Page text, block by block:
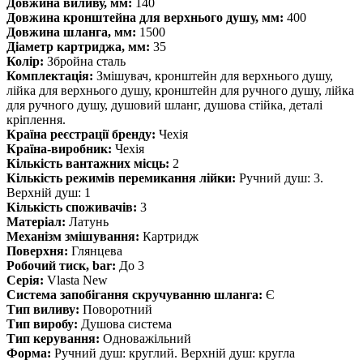
Довжина кронштейна для верхнього душу, мм: 400
Довжина шланга, мм: 1500
Діаметр картриджа, мм: 35
Колір: Збройна сталь
Комплектація: Змішувач, кронштейн для верхнього душу,
лійка для верхнього душу, кронштейн для ручного душу, лійка
для ручного душу, душовий шланг, душова стійка, деталі
кріплення.
Країна реєстрації бренду: Чехія
Країна-виробник: Чехія
Кількість вантажних місць: 2
Кількість режимів перемикання лійки: Ручний душ: 3.
Верхній душ: 1
Кількість споживачів: 3
Матеріал: Латунь
Механізм змішування: Картридж
Поверхня: Глянцева
Робочий тиск, bar: До 3
Серія: Vlasta New
Система запобігання скручуванню шланга: Є
Тип виливу: Поворотний
Тип виробу: Душова система
Тип керування: Одноважільний
Форма: Ручний душ: круглий. Верхній душ: кругла